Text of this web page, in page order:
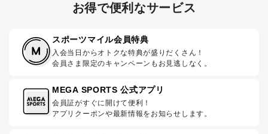
お得で便利なサービス
スポーツマイル会員特典
入会当日からオトクな特典が盛りだくさん！
会員さま限定のキャンペーンもお見逃しなく。
MEGA SPORTS 公式アプリ
会員証がすぐに開けて便利！
アプリクーポンや最新情報をお知らせします。